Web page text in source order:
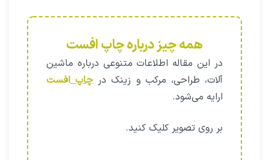
همه چیز درباره چاپ افست
در این مقاله اطلاعات متنوعی درباره ماشین
آلات، طراحی، مرکب و زینک درچاپافست
ارایه می‌شود.
بر روی تصویر کلیک کنید.